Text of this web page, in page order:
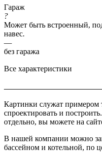
Гараж
?
Может быть встроенный,
навес.
—
без гаража
Все характеристики
Картинки служат
спроектировать и
отдельно, вы можете на
В нашей компании можно
бассейном и котельной, по